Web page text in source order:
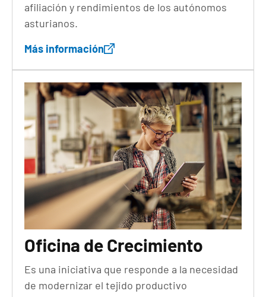
afiliación y rendimientos de los autónomos
asturianos.
Más información
Oficina de Crecimiento
Es una iniciativa que responde a la necesidad
de modernizar el tejido productivo